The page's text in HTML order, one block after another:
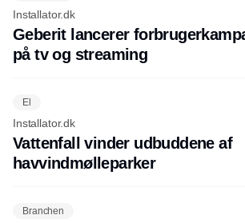
Installator.dk
Geberit lancerer
på tv og streaming
El
Installator.dk
Vattenfall vinder udbuddene af
havvindmølleparker
Branchen